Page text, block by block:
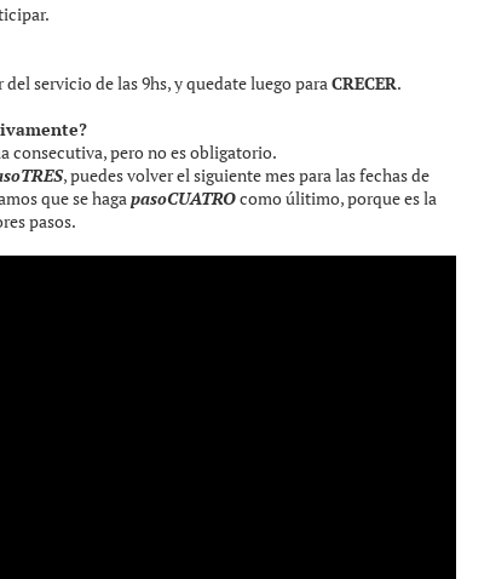
servicio de las 9hs, y quedate luego paraCRECER.
consecutiva, pero no es obligatorio.
, puedes volver el siguiente mes para las fechas de
que se hagapasoCUATROcomo úlitimo, porque es la
pasos.